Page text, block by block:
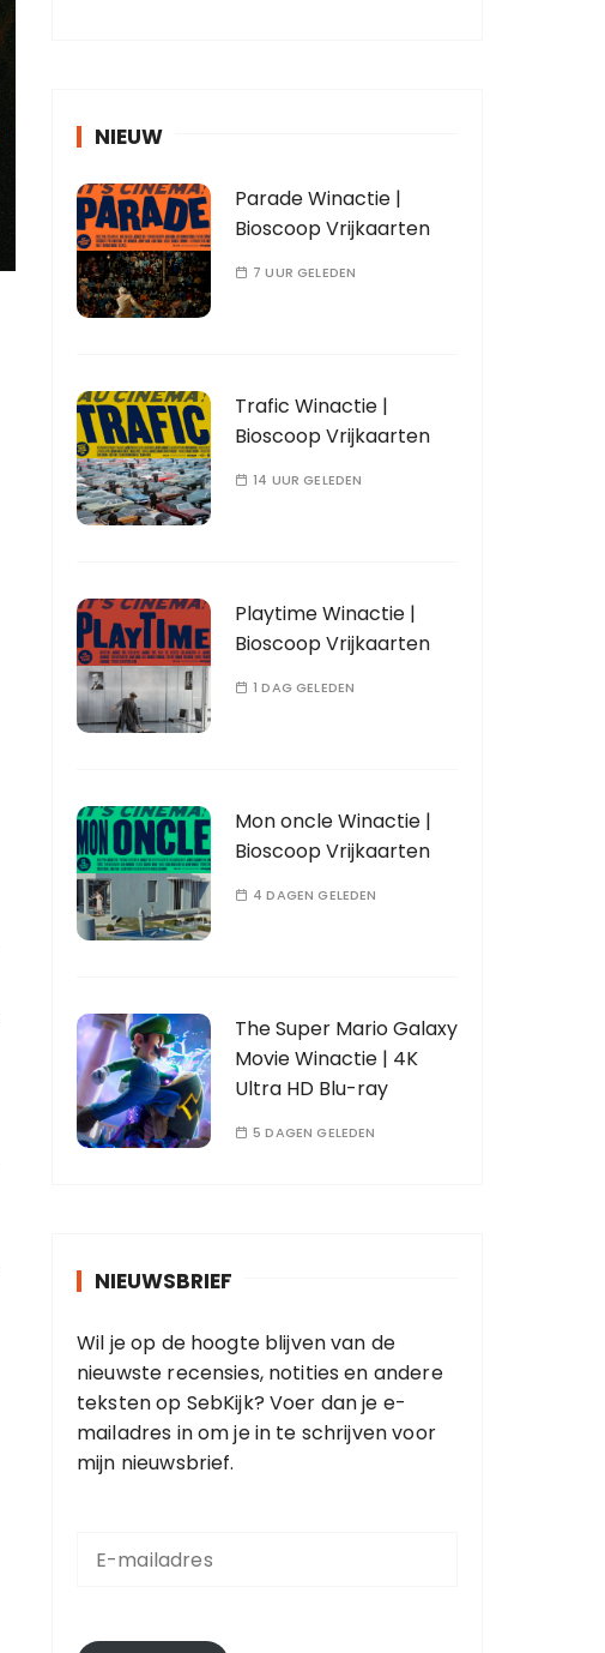
NIEUW
Parade Winactie |
Bioscoop Vrijkaarten
7 UUR GELEDEN
Trafic Winactie |
Bioscoop Vrijkaarten
14 UUR GELEDEN
Playtime Winactie |
Bioscoop Vrijkaarten
1 DAG GELEDEN
Mon oncle Winactie |
Bioscoop Vrijkaarten
4 DAGEN GELEDEN
The Super Mario Galaxy
Movie Winactie | 4K
Ultra HD Blu-ray
5 DAGEN GELEDEN
NIEUWSBRIEF
Wil je op de hoogte blijven van de
nieuwste recensies, notities en andere
teksten op SebKijk? Voer dan je e-
mailadres in om je in te schrijven voor
mijn nieuwsbrief.